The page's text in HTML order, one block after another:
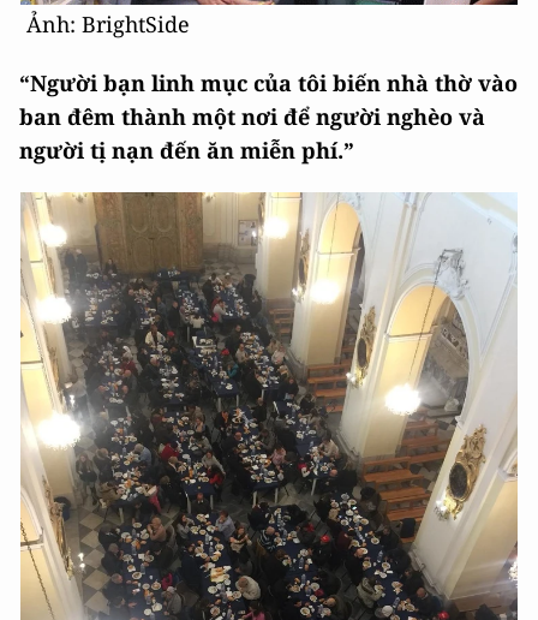
Ảnh: BrightSide
“Người bạn linh mục của tôi biến nhà thờ vào
ban đêm thành một nơi để người nghèo và
người tị nạn đến ăn miễn phí.”